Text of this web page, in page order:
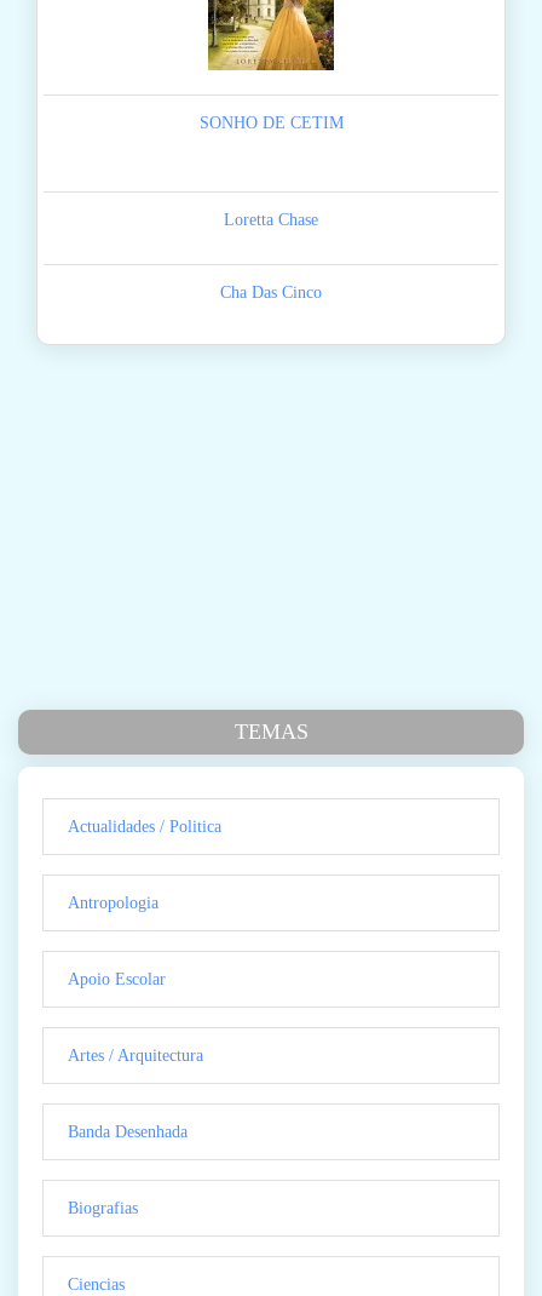
SONHO DE CETIM
Loretta Chase
Cha Das Cinco
TEMAS
Actualidades / Politica
Antropologia
Apoio Escolar
Artes / Arquitectura
Banda Desenhada
Biografias
Ciencias